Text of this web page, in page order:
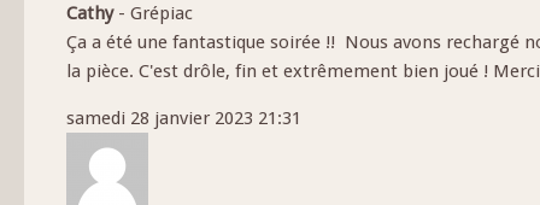
Cathy- Grépiac
Ça a été une fantastique soirée !! Nous avons rechargé
la pièce. C'est drôle, fin et extrêmement bien joué !
samedi 28 janvier 2023 21:31